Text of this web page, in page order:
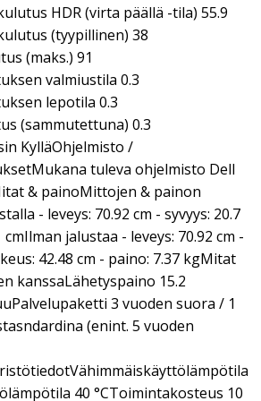
HDR (virta päällä -tila) 55.9
(tyypillinen) 38
(maks.) 91
valmiustila 0.3
lepotila 0.3
(sammutettuna) 0.3
KylläOhjelmisto /
tuleva ohjelmisto Dell
& painoMittojen & painon
- leveys: 70.92 cm - syvyys: 20.7
jalustaa - leveys: 70.92 cm -
42.48 cm - paino: 7.37 kgMitat
kanssaLähetyspaino 15.2
3 vuoden suora / 1
(enint. 5 vuoden
40 °CToimintakosteus 10